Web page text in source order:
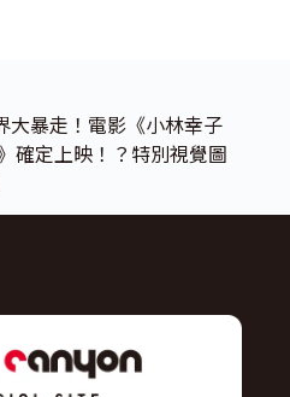
大暴走！電影《小林幸子
確定上映！？特別視覺圖